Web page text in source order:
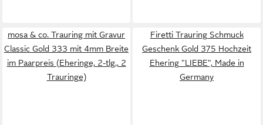
mosa & co. Trauring mit Gravur
Classic Gold 333 mit 4mm Breite
im Paarpreis (Eheringe, 2-tlg., 2
Trauringe)
Firetti Trauring Schmuck
Geschenk Gold 375 Hochzeit
Ehering "LIEBE", Made in
Germany